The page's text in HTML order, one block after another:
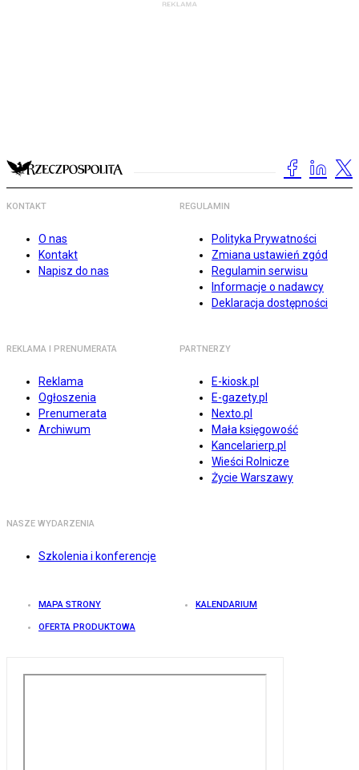
KONTAKT
O nas
Kontakt
Napisz do nas
REGULAMIN
Polityka Prywatności
Zmiana ustawień zgód
Regulamin serwisu
Informacje o nadawcy
Deklaracja dostępności
REKLAMA I PRENUMERATA
Reklama
Ogłoszenia
Prenumerata
Archiwum
PARTNERZY
E-kiosk.pl
E-gazety.pl
Nexto.pl
Mała księgowość
Kancelarierp.pl
Wieści Rolnicze
Życie Warszawy
NASZE WYDARZENIA
Szkolenia i konferencje
MAPA STRONY KALENDARIUM
OFERTA PRODUKTOWA